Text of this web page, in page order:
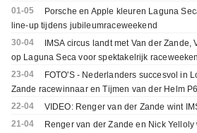
01-05
Porsche en Apple kleuren Laguna
line-up tijdens jubileumraceweekend
30-04
IMSA circus landt met Van der
op Laguna Seca voor spektakelrijk
23-04
FOTO'S - Nederlanders succesvol in
Zande racewinnaar en Tijmen van der Helm
22-04
VIDEO: Renger van der Zande wint
21-04
Renger van der Zande en Nick